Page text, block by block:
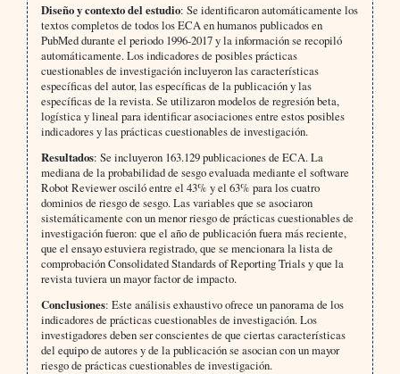
Diseño y contexto del estudio: Se identificaron automáticamente los
textos completos de todos los ECA en humanos publicados en
PubMed durante el periodo 1996-2017 y la información se recopiló
automáticamente. Los indicadores de posibles prácticas
cuestionables de investigación incluyeron las características
específicas del autor, las específicas de la publicación y las
específicas de la revista. Se utilizaron modelos de regresión beta,
logística y lineal para identificar asociaciones entre estos posibles
indicadores y las prácticas cuestionables de investigación.
Resultados: Se incluyeron 163.129 publicaciones de ECA. La
mediana de la probabilidad de sesgo evaluada mediante el software
Robot Reviewer osciló entre el 43% y el 63% para los cuatro
dominios de riesgo de sesgo. Las variables que se asociaron
sistemáticamente con un menor riesgo de prácticas cuestionables de
investigación fueron: que el año de publicación fuera más reciente,
que el ensayo estuviera registrado, que se mencionara la lista de
comprobación Consolidated Standards of Reporting Trials y que la
revista tuviera un mayor factor de impacto.
Conclusiones: Este análisis exhaustivo ofrece un panorama de los
indicadores de prácticas cuestionables de investigación. Los
investigadores deben ser conscientes de que ciertas características
del equipo de autores y de la publicación se asocian con un mayor
riesgo de prácticas cuestionables de investigación.